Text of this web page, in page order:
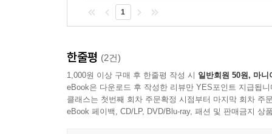
1
한줄평 (2건)
1,000원 이상 구매 후 한줄평 작성 시 일반회원 50원, 마니
eBook은 다운로드 후 작성한 리뷰만 YES포인트 지급됩니
클래스는 첫번째 회차 주문확정 시점부터 마지막 회차 주
eBook 페이백, CD/LP, DVD/Blu-ray, 패션 및 판매금지 상